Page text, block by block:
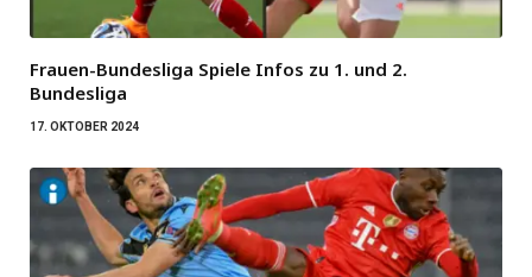
Frauen-Bundesliga Spiele Infos zu 1. und 2.
Bundesliga
17. OKTOBER 2024